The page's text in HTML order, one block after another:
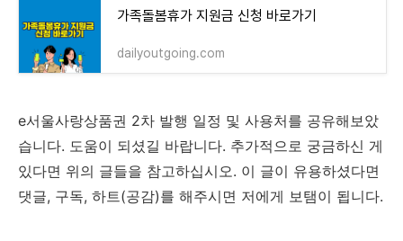
가족돌봄휴가 지원금 신청 바로가기
dailyoutgoing.com
e서울사랑상품권 2차 발행 일정 및 사용처를 공유해보았
습니다. 도움이 되셨길 바랍니다. 추가적으로 궁금하신 게
있다면 위의 글들을 참고하십시오. 이 글이 유용하셨다면
댓글, 구독, 하트(공감)를 해주시면 저에게 보탬이 됩니다.